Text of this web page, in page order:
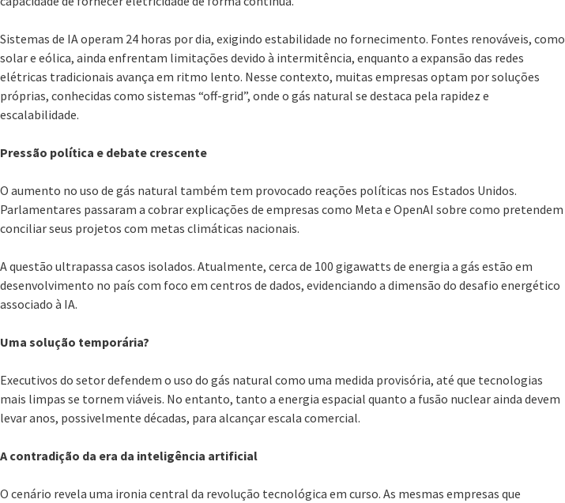
Sistemas de IA operam 24 horas por dia, exigindo estabilidade no fornecimento. Fontes renováveis, como
solar e eólica, ainda enfrentam limitações devido à intermitência, enquanto a expansão das redes
elétricas tradicionais avança em ritmo lento. Nesse contexto, muitas empresas optam por soluções
próprias, conhecidas como sistemas “off-grid”, onde o gás natural se destaca pela rapidez e
escalabilidade.
Pressão política e debate crescente
O aumento no uso de gás natural também tem provocado reações políticas nos Estados Unidos.
Parlamentares passaram a cobrar explicações de empresas como Meta e OpenAI sobre como pretendem
conciliar seus projetos com metas climáticas nacionais.
A questão ultrapassa casos isolados. Atualmente, cerca de 100 gigawatts de energia a gás estão em
desenvolvimento no país com foco em centros de dados, evidenciando a dimensão do desafio energético
associado à IA.
Uma solução temporária?
Executivos do setor defendem o uso do gás natural como uma medida provisória, até que tecnologias
mais limpas se tornem viáveis. No entanto, tanto a energia espacial quanto a fusão nuclear ainda devem
levar anos, possivelmente décadas, para alcançar escala comercial.
A contradição da era da inteligência artificial
O cenário revela uma ironia central da revolução tecnológica em curso. As mesmas empresas que